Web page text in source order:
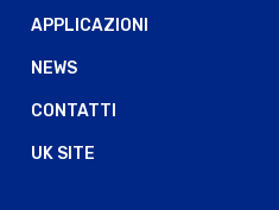
APPLICAZIONI
NEWS
CONTATTI
UK SITE